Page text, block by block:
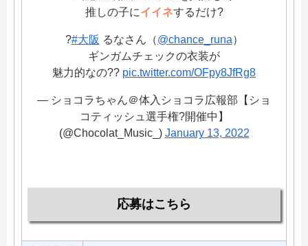
推しの子にイイネするだけ?
?#大阪 るなさん（@chance_runa）
ギンガムチェックの衣装が
魅力的なの?? pic.twitter.com/OFpy8JfRg8
— ショコラちゃん＠体入ショコラ広報部【ショ
コティッシュ選手権?開催中】
(@Chocolat_Music_) January 13, 2022
応募はこちら